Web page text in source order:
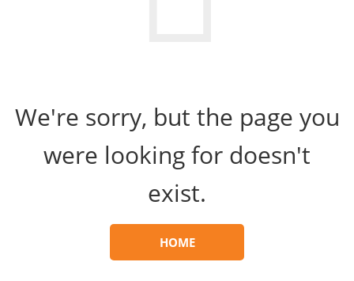
We're sorry, but the page you
were looking for doesn't
exist.
HOME